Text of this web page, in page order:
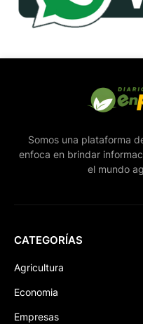
Somos una plataforma
enfoca en brindar
el mundo
CATEGORÍAS
Agricultura
Economia
Empresas